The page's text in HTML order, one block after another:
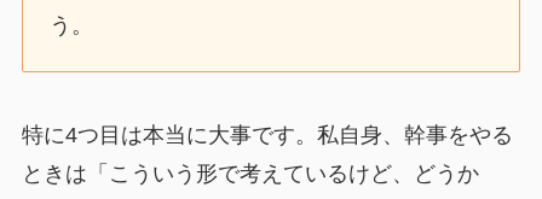
う。
特に4つ目は本当に大事です。私自身、幹事をやる
ときは「こういう形で考えているけど、どうか